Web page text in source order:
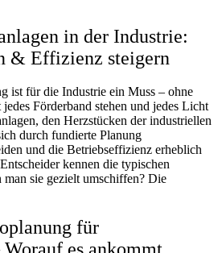
in der Industrie:
& Effizienz steigern
ist für die Industrie ein Muss – ohne
Förderband stehen und jedes Licht
den Herzstücken der industriellen
durch fundierte Planung
und die Betriebseffizienz erheblich
kennen die typischen
sie gezielt umschiffen? Die
für